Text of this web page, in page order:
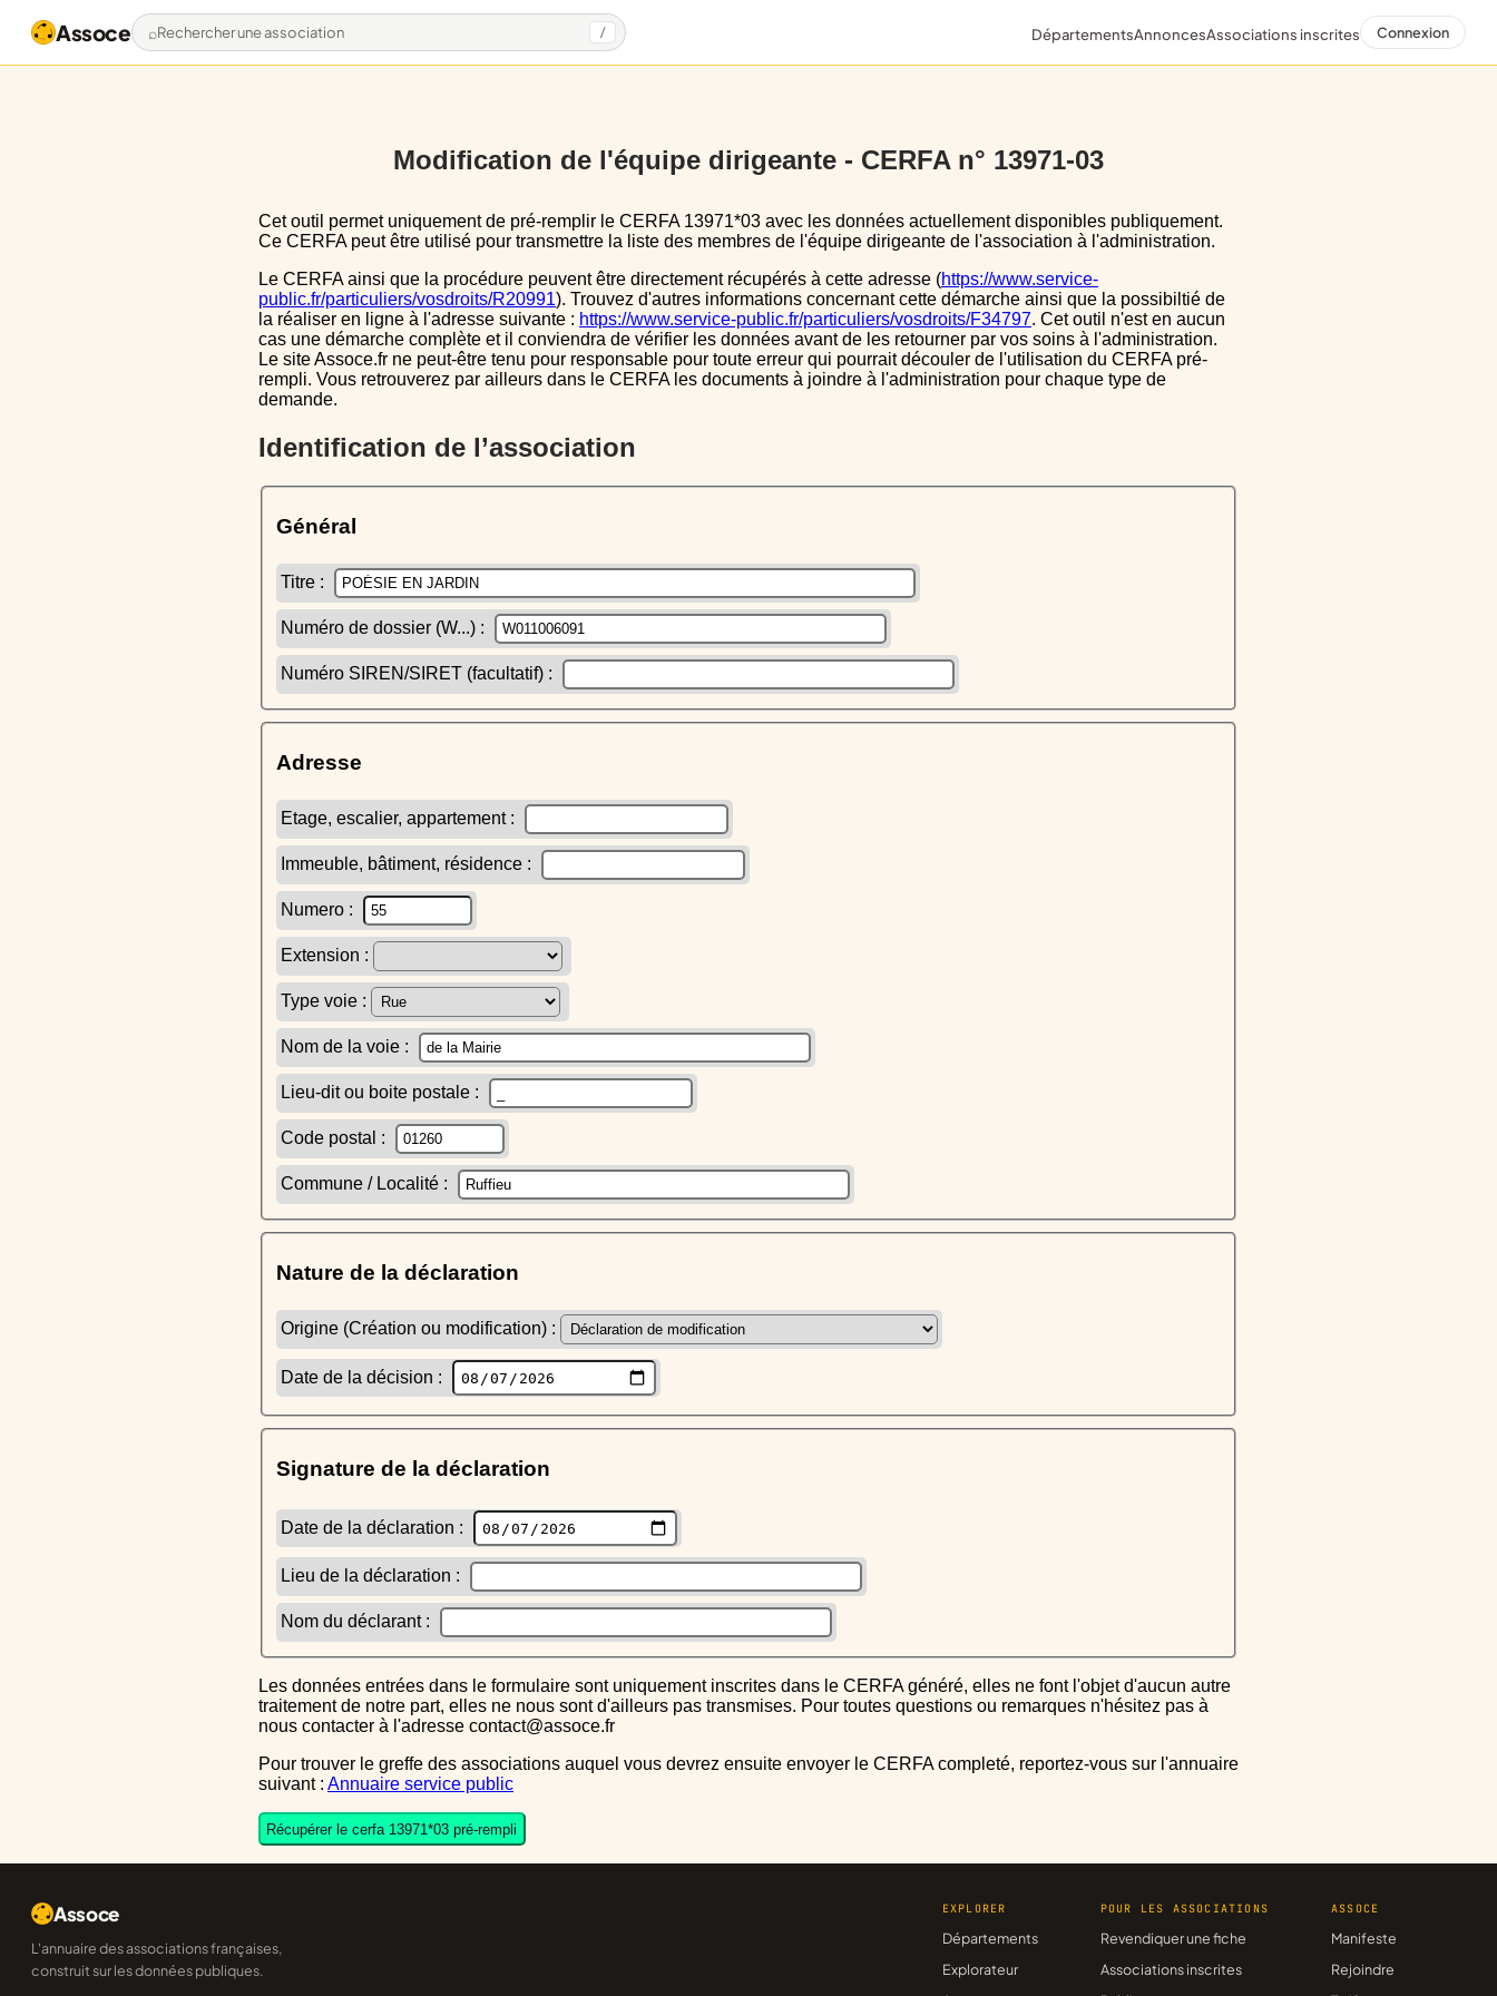
Assoce Rechercher une association / DépartementsAnnoncesAssociations inscrites Connexion
Modification de l'équipe dirigeante - CERFA n° 13971-03
Cet outil permet uniquement de pré-remplir le CERFA 13971*03 avec les données actuellement disponibles publiquement.
Ce CERFA peut être utilisé pour transmettre la liste des membres de l'équipe dirigeante de l'association à l'administration.
Le CERFA ainsi que la procédure peuvent être directement récupérés à cette adresse (https://www.service-
public.fr/particuliers/vosdroits/R20991). Trouvez d'autres informations concernant cette démarche ainsi que la possibiltié de
la réaliser en ligne à l'adresse suivante : https://www.service-public.fr/particuliers/vosdroits/F34797. Cet outil n'est en aucun
cas une démarche complète et il conviendra de vérifier les données avant de les retourner par vos soins à l'administration.
Le site Assoce.fr ne peut-être tenu pour responsable pour toute erreur qui pourrait découler de l'utilisation du CERFA pré-
rempli. Vous retrouverez par ailleurs dans le CERFA les documents à joindre à l'administration pour chaque type de
demande.
Identification de l’association
Général
Titre :
Numéro de dossier (W...) :
Numéro SIREN/SIRET (facultatif) :
Adresse
Etage, escalier, appartement :
Immeuble, bâtiment, résidence :
Numero :
Extension :
Type voie :
Nom de la voie :
Lieu-dit ou boite postale :
Code postal :
Commune / Localité :
Nature de la déclaration
Origine (Création ou modification) :
Date de la décision :
Signature de la déclaration
Date de la déclaration :
Lieu de la déclaration :
Nom du déclarant :
Les données entrées dans le formulaire sont uniquement inscrites dans le CERFA généré, elles ne font l'objet d'aucun autre
traitement de notre part, elles ne nous sont d'ailleurs pas transmises. Pour toutes questions ou remarques n'hésitez pas à
nous contacter à l'adresse contact@assoce.fr
Pour trouver le greffe des associations auquel vous devrez ensuite envoyer le CERFA completé, reportez-vous sur l'annuaire
suivant : Annuaire service public
Récupérer le cerfa 13971*03 pré-rempli
Assoce
L'annuaire des associations françaises,
construit sur les données publiques.
EXPLORER
Départements
Explorateur
POUR LES ASSOCIATIONS
Revendiquer une fiche
Associations inscrites
ASSOCE
Manifeste
Rejoindre